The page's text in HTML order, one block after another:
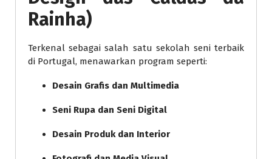
Rainha)
Terkenal sebagai salah satu sekolah seni terbaik
di Portugal, menawarkan program seperti:
Desain Grafis dan Multimedia
Seni Rupa dan Seni Digital
Desain Produk dan Interior